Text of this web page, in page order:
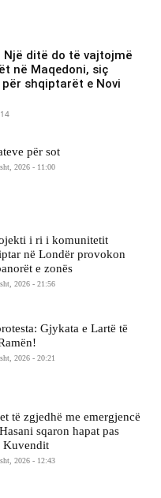
Një ditë do të vajtojmë
në Maqedoni, siç
shqiptarët e Novi
për sot
2026 - 11:00
i ri i komunitetit
në Londër provokon
e zonës
2026 - 21:56
Gjykata e Lartë të
2026 - 20:21
të zgjedhë me emergjencë
sqaron hapat pas
Kuvendit
2026 - 12:43